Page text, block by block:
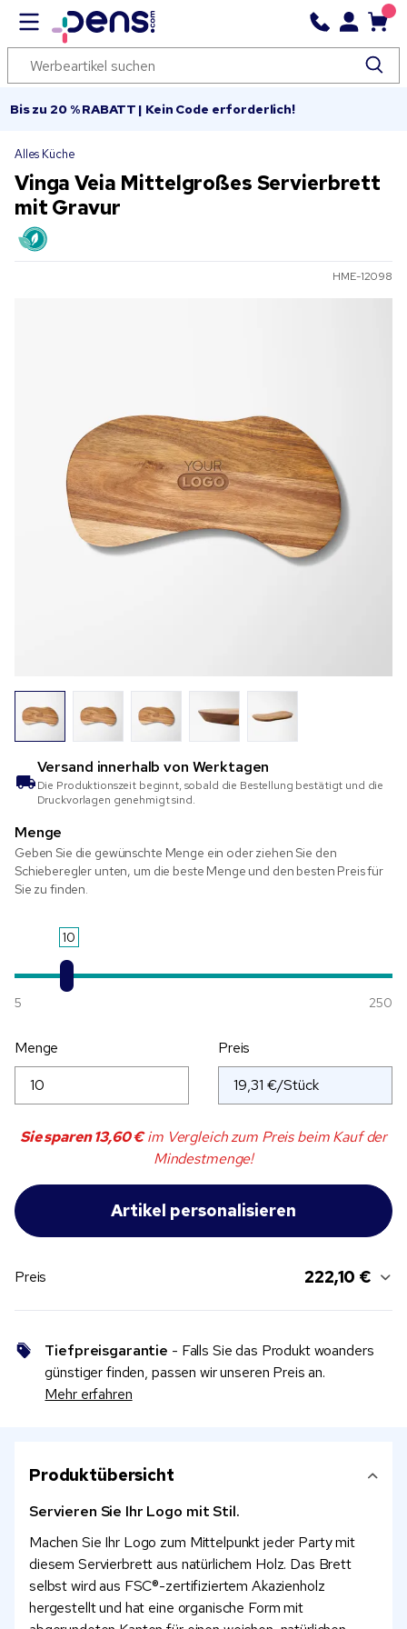
Bis zu 20 % RABATT | Kein Code erforderlich!
Alles Küche
Vinga Veia Mittelgroßes Servierbrett
mit Gravur
HME-12098
Versand innerhalb von Werktagen
Die Produktionszeit beginnt, sobald die Bestellung bestätigt und die
Druckvorlagen genehmigt sind.
Menge
Geben Sie die gewünschte Menge ein oder ziehen Sie den
Schieberegler unten, um die beste Menge und den besten Preis für
Sie zu finden.
10
5 250
Menge Preis
Sie sparen13,60 €im Vergleich zum Preis beim Kauf der
Mindestmenge!
Preis 222,10 €
Tiefpreisgarantie - Falls Sie das Produkt woanders
günstiger finden, passen wir unseren Preis an.
Mehr erfahren
Produktübersicht
Servieren Sie Ihr Logo mit Stil.
Machen Sie Ihr Logo zum Mittelpunkt jeder Party mit
diesem Servierbrett aus natürlichem Holz. Das Brett
selbst wird aus FSC®-zertifiziertem Akazienholz
hergestellt und hat eine organische Form mit